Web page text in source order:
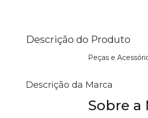
Descrição do Produto
Peças e
Descrição da Marca
Sobre a